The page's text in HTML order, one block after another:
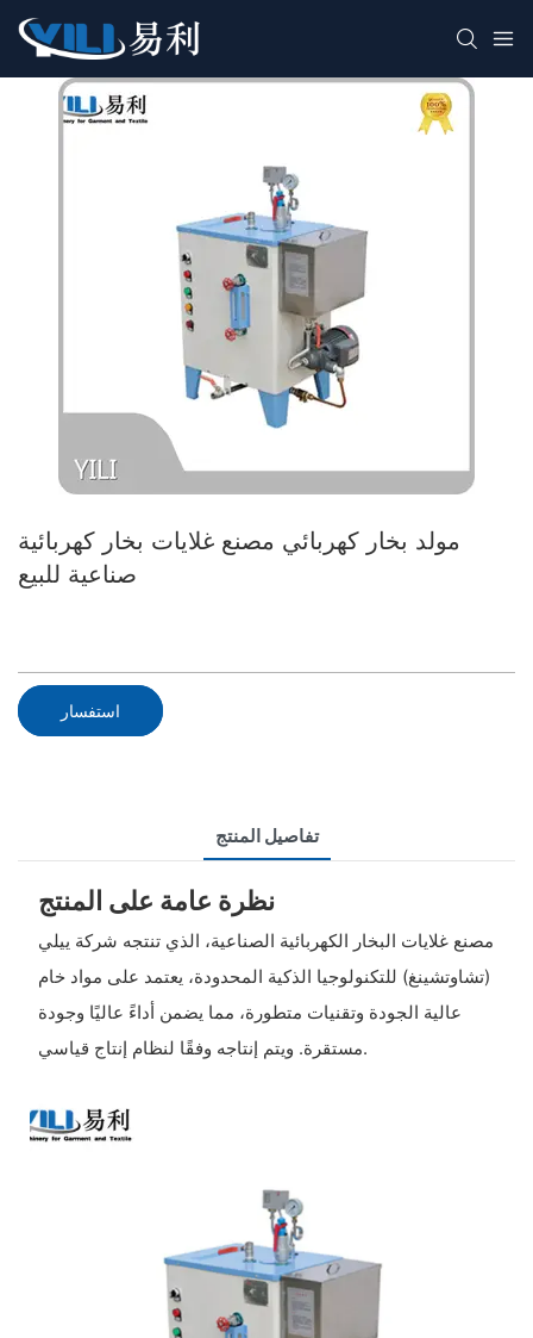
مولد بخار كهربائي مصنع غلايات بخار كهربائية
صناعية للبيع
استفسار
تفاصيل المنتج
نظرة عامة على المنتج
مصنع غلايات البخار الكهربائية الصناعية، الذي تنتجه شركة ييلي
(تشاوتشينغ) للتكنولوجيا الذكية المحدودة، يعتمد على مواد خام
عالية الجودة وتقنيات متطورة، مما يضمن أداءً عاليًا وجودة
مستقرة. ويتم إنتاجه وفقًا لنظام إنتاج قياسي.